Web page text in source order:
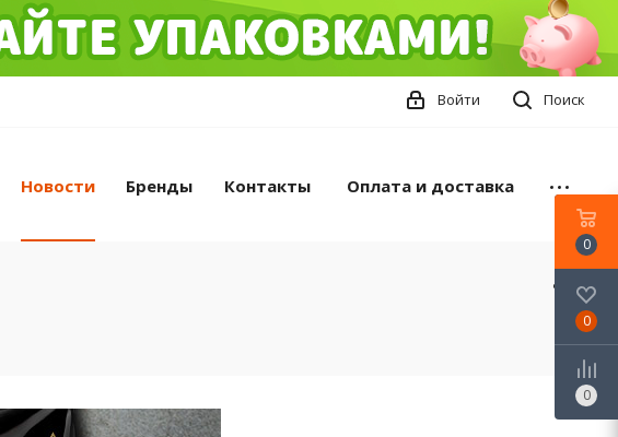
Поиск
Войти
Новости Бренды Контакты Оплата и доставка
0
0
0